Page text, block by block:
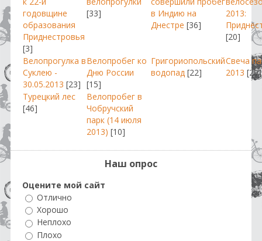
годовщине
образования
Приднестровья
[3]
[33]
в Индию на
Днестре [36]
2013:
[20]
Велопрогулка в
Суклею -
30.05.2013 [23]
Велопробег ко
Дню России
[15]
Григориопольский
водопад [22]
Свеча
2013 [29]
Турецкий лес
[46]
Велопробег в
Чобручский
парк (14 июля
2013) [10]
Наш опрос
Оцените мой сайт
Отлично
Хорошо
Неплохо
Плохо